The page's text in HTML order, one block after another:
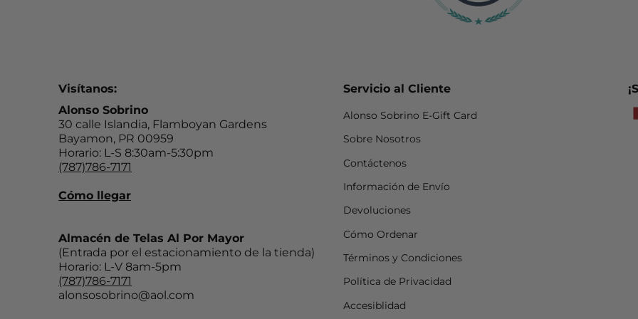
Visítanos:
Alonso Sobrino
30 calle Islandia, Flamboyan Gardens
Bayamon, PR 00959
Horario: L-S 8:30am-5:30pm
(787)786-7171
Cómo llegar
Almacén de Telas Al Por Mayor
(Entrada por el estacionamiento de la tienda)
Horario: L-V 8am-5pm
(787)786-7171
alonsosobrino@aol.com
Servicio al Cliente
Alonso Sobrino E-Gift Card
Sobre Nosotros
Contáctenos
Información de Envío
Devoluciones
Cómo Ordenar
Términos y Condiciones
Política de Privacidad
Accesiblidad